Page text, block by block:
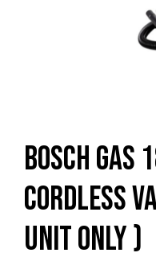
Bosch GAS
Cordless
Unit Only )